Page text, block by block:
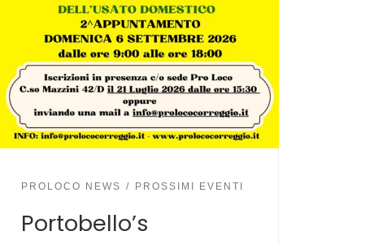
PROLOCO NEWS PROSSIMI EVENTI
Portobello’s